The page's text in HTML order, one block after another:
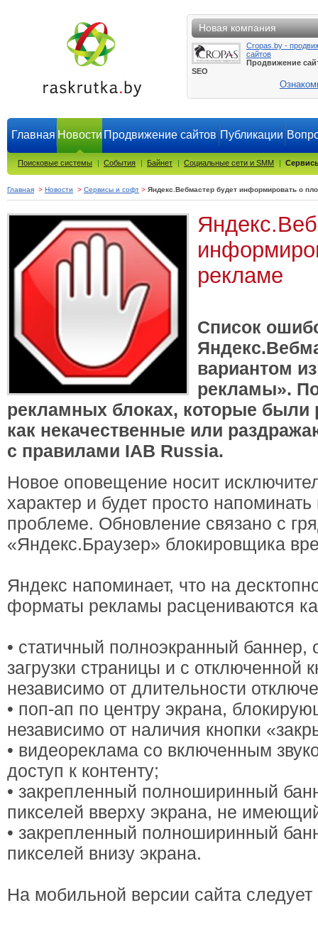
Новая компания
Cropas.by -
сайтов
Продвижение
SEO
Главная Новости Продвижение сайтов Публикации
Поисковые системы | События | Байнет | Социальные сети и SMM |
Главная > Новости > Сервисы и софт > Яндекс.Вебмастер будет информировать о
рекламе
Список
вариантом
рекламы».
рекламных блоках, которые
как некачественные или
с правилами IAB Russia.
Новое оповещение носит
характер и будет просто
проблеме. Обновление связано с
«Яндекс.Браузер» блокировщика
Яндекс напоминает, что на
форматы рекламы расцениваются
• статичный полноэкранный
загрузки страницы и с отключенной
независимо от длительности
• поп-ап по центру экрана,
независимо от наличия кнопки
• видеореклама со включенным
доступ к контенту;
• закрепленный полноширинный
пикселей вверху экрана, не
• закрепленный полноширинный
пикселей внизу экрана.
На мобильной версии сайта следует